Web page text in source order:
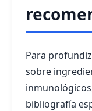
Para
sobre
bibliografía